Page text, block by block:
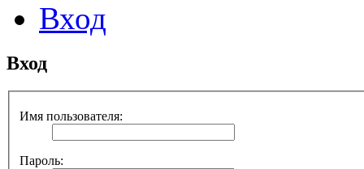
Вход
Вход
Имя пользователя:
Пароль: